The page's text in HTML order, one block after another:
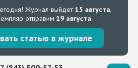
Журнал выйдет15 августа,
отправим 19 августа.
статью в журнале